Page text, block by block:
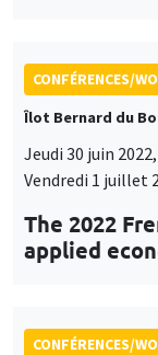
CONFÉRENCES/
Îlot Bernard du
Jeudi 30 juin
Vendredi 1 juillet
The 2022
applied
CONFÉRENCES/